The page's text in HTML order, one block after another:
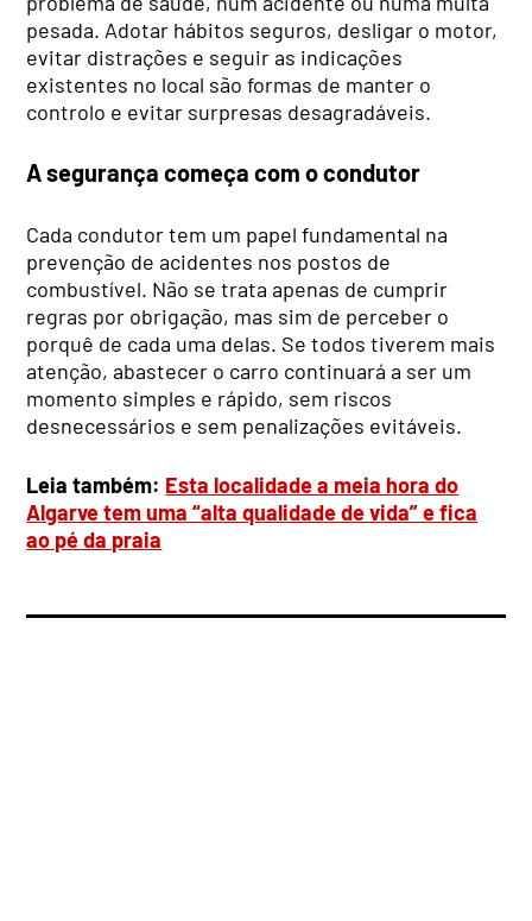
pesada. Adotar hábitos seguros, desligar o motor,
evitar distrações e seguir as indicações
existentes no local são formas de manter o
controlo e evitar surpresas desagradáveis.
A segurança começa com o condutor
Cada condutor tem um papel fundamental na
prevenção de acidentes nos postos de
combustível. Não se trata apenas de cumprir
regras por obrigação, mas sim de perceber o
porquê de cada uma delas. Se todos tiverem mais
atenção, abastecer o carro continuará a ser um
momento simples e rápido, sem riscos
desnecessários e sem penalizações evitáveis.
Leia também: Esta localidade a meia hora do
Algarve tem uma “alta qualidade de vida” e fica
ao pé da praia